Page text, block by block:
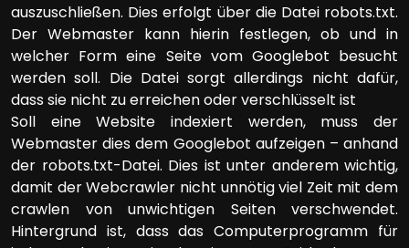
auszuschließen. Dies erfolgt über die Datei robots.txt.
Der Webmaster kann hierin festlegen, ob und in
welcher Form eine Seite vom Googlebot besucht
werden soll. Die Datei sorgt allerdings nicht dafür,
dass sie nicht zu erreichen oder verschlüsselt ist
Soll eine Website indexiert werden, muss der
Webmaster dies dem Googlebot aufzeigen – anhand
der robots.txt-Datei. Dies ist unter anderem wichtig,
damit der Webcrawler nicht unnötig viel Zeit mit dem
crawlen von unwichtigen Seiten verschwendet.
Hintergrund ist, dass das Computerprogramm für